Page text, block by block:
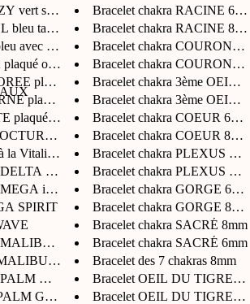
vert sauge av...
bleu taille h...
avec zip
or 24 c...
plaqué or ...
plaqué or 24...
plaqué or 24...
plaq...
la Vitalité...
imprim...
ivoire 4...
SPIRIT
MALIBU WAVE...
WAVE
GROVE
PALM GROVE
Bracelet chakra RACINE 6mm
Bracelet chakra RACINE 8mm
Bracelet chakra COURONNE
Bracelet chakra COURONNE
Bracelet chakra 3ème OEIL
Bracelet chakra 3ème OEIL
Bracelet chakra COEUR 6mm
Bracelet chakra COEUR 8mm
Bracelet chakra PLEXUS 6mm
Bracelet chakra PLEXUS 8mm
Bracelet chakra GORGE 6mm
Bracelet chakra GORGE 8mm
Bracelet chakra SACRÉ 8mm
Bracelet chakra SACRÉ 6mm
Bracelet des 7 chakras 8mm
Bracelet OEIL DU TIGRE
Bracelet OEIL DU TIGRE